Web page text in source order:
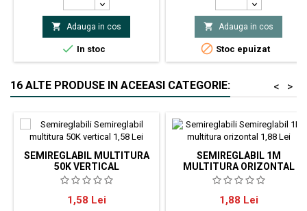
Tehnologie CMOS Montare THT
Carcasă DIP14
 Adauga in cos
 In stoc
 Adauga in cos
 Stoc epuizat
16 ALTE PRODUSE IN ACEEASI CATEGORIE: >
<
SEMIREGLABIL MULTITURA
50K VERTICAL
Semireglabil multitura 50K
Pret
1,58 Lei
SEMIREGLABIL 1M
MULTITURA ORIZONTAL
Semireglabil 1M multitura
Pret
1,88 Lei